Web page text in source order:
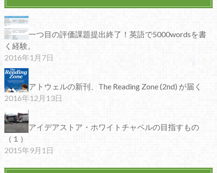
一つ目の評価課題提出終了！英語で5000wordsを書
く経験。
2016年1月7日
アトウェルの新刊、The Reading Zone (2nd) が届く
2016年12月13日
アイデアストア・ホワイトチャペルの目指すもの
（１）
2015年9月1日